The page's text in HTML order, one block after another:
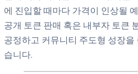
에 진입할 때마다 가격이 인상될
공개 토큰 판매 혹은 내부자 토큰
공정하고 커뮤니티 주도형 성장을
습니다.